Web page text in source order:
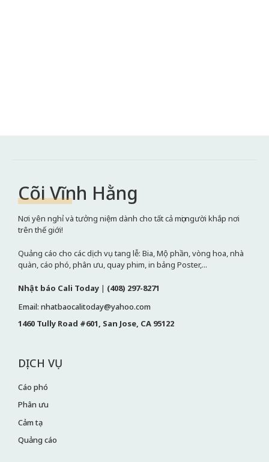
Cõi Vĩnh Hằng
Nơi yên nghỉ và tưởng niệm dành cho tất cả mọi người khắp nơi
trên thế giới!
Quảng cáo cho các dịch vụ tang lễ: Bia, Mộ phần, vòng hoa, nhà
quàn, cáo phó, phân ưu, quay phim, in bảng Poster,...
Nhật báo Cali Today | (408) 297-8271
Email: nhatbaocalitoday@yahoo.com
1460 Tully Road #601, San Jose, CA 95122
DỊCH VỤ
Cáo phó
Phân ưu
Cảm tạ
Quảng cáo